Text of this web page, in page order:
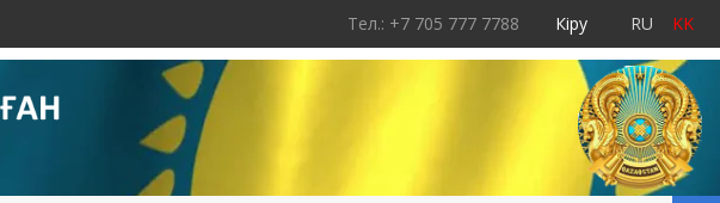
Тел.: +7 705 777 7788 Кіру RU KK